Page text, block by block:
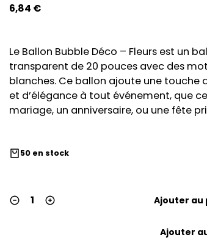
6,84 €
Le Ballon Bubble Déco – Fleurs est un
transparent de 20 pouces avec des
blanches. Ce ballon ajoute une touche
et d’élégance à tout événement, que
mariage, un anniversaire, ou une fête
50 en stock
Ajouter au
Ajouter